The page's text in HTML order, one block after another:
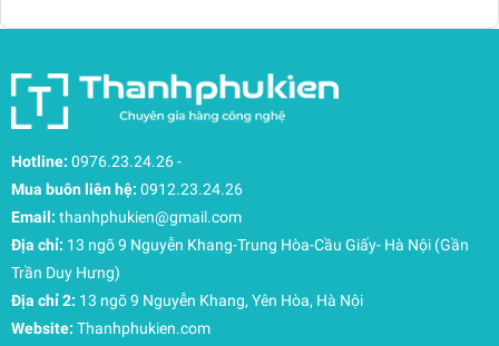
trước giúp bạn lấy nhanh các vật dụng nhỏ cần
Tiện ích hỗ trợ cho những hành trình dài
Đai nén ngoại thất linh hoạt: Cho phép bạn điều
tế, giữ cho mọi thứ luôn gọn gàng và ổn định.
Tay cầm đa hướng: Các quai xách chắc chắn ở
phía trên và bên hông giúp việc nhấc túi ra khỏi xe
hoặc băng chuyền hành lý trở nên thuận tiện.
Khe gắn thẻ tên (ID card slot): Tích hợp sẵn vị trí
gắn thẻ tên giúp việc nhận diện hành lý tại sân
bay trở nên đơn giản và chuyên nghiệp hơn.
Hotline: 0976.23.24.26-
Mua buôn liên hệ: 0912.23.24.26
Email: thanhphukien@gmail.com
Địa chỉ: 13 ngõ 9 Nguyễn Khang-Trung Hòa-Cầu Giấy- Hà Nội (Gần
Trần Duy Hưng)
Địa chỉ 2: 13 ngõ 9 Nguyễn Khang, Yên Hòa, Hà Nội
Website: Thanhphukien.com